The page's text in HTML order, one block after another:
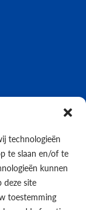
technologieën
te slaan en/of te
kunnen
deze site
toestemming